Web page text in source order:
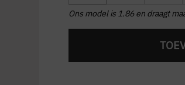
Ons model is 1.86 en draagt